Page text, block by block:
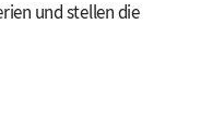
und stellen die